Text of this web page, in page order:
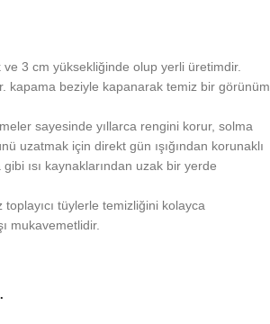
3 cm yüksekliğinde olup yerli üretimdir.
kapama beziyle kapanarak temiz bir görünüm
sayesinde yıllarca rengini korur, solma
uzatmak için direkt gün ışığından korunaklı
ısı kaynaklarından uzak bir yerde
tüylerle temizliğini kolayca
mukavemetlidir.